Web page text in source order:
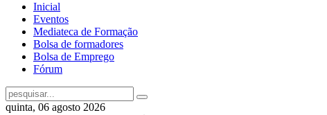
Inicial
Eventos
Mediateca de Formação
Bolsa de formadores
Bolsa de Emprego
Fórum
quinta, 06 agosto 2026